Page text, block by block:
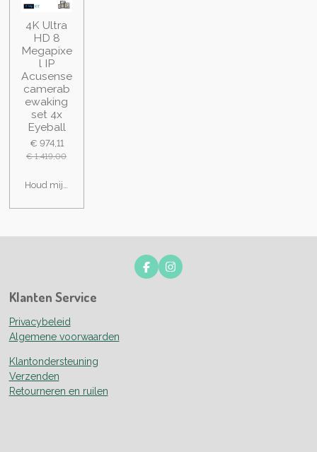
4K Ultra
HD 8
Megapixe
l IP
Acusense
camerab
ewaking
set 4x
Eyeball
€ 974,11
€ 1.419,00
Houd mij op de hoogte
F
a
I
n
Klanten Service
Privacybeleid
Algemene voorwaarden
Klantondersteuning
Verzenden
Retourneren en ruilen